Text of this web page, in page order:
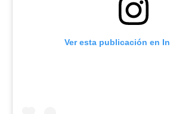
Ver esta publicación en